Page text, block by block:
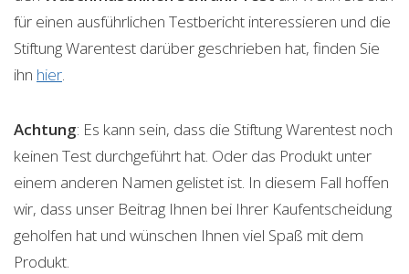
für einen ausführlichen Testbericht interessieren und die
Stiftung Warentest darüber geschrieben hat, finden Sie
ihn hier.
Achtung: Es kann sein, dass die Stiftung Warentest noch
keinen Test durchgeführt hat. Oder das Produkt unter
einem anderen Namen gelistet ist. In diesem Fall hoffen
wir, dass unser Beitrag Ihnen bei Ihrer Kaufentscheidung
geholfen hat und wünschen Ihnen viel Spaß mit dem
Produkt.